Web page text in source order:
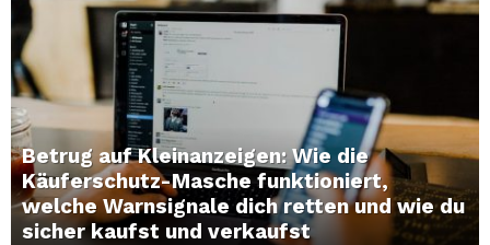
Betrug auf Kleinanzeigen: Wie die
Käuferschutz-Masche funktioniert,
welche Warnsignale dich retten und wie du
sicher kaufst und verkaufst